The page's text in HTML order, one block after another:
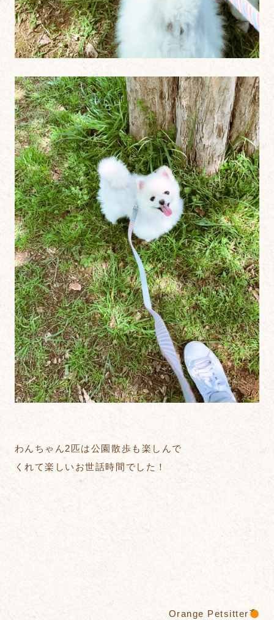
わんちゃん2匹は公園散歩も楽しんで
くれて楽しいお世話時間でした！
Orange Petsitter